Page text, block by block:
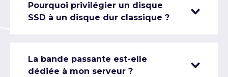
Pourquoi privilégier un disque
SSD à un disque dur classique ?
La bande passante est-elle
dédiée à mon serveur ?